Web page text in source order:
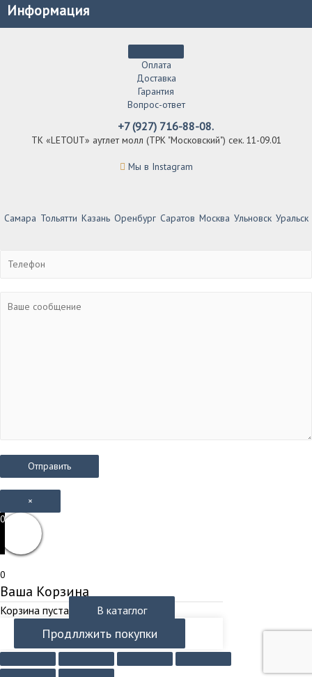
Информация
Оплата
Доставка
Гарантия
Вопрос-ответ
+7 (927) 716-88-08.
ТК «LETOUT» аутлет молл (ТРК "Московский") сек. 11-09.01
Мы в Instagram
Самара Тольятти Казань Оренбург Саратов Москва Ульновск Уральск
×
0
0
Ваша Корзина
Корзина пуста В катаглог
Продллжить покупки